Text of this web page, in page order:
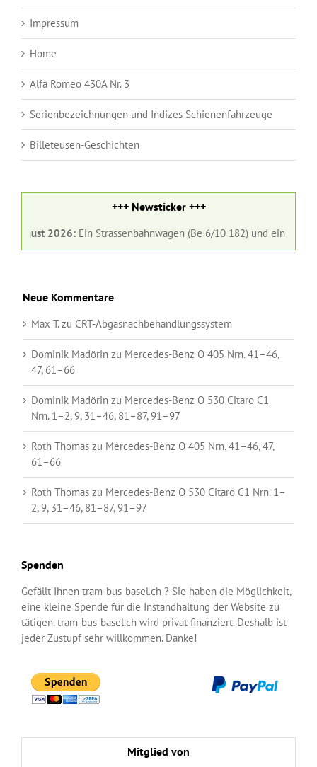
Impressum
Home
Alfa Romeo 430A Nr. 3
Serienbezeichnungen und Indizes Schienenfahrzeuge
Billeteusen-Geschichten
+++ Newsticker +++
2026:Ein Strassenbahnwagen (Be 6/10 182) und ein Gelenkbus
Neue Kommentare
Max T.zu CRT-Abgasnachbehandlungssystem
Dominik Madörin zu Mercedes-Benz O 405 Nrn. 41–46,
47, 61–66
Dominik Madörin zu Mercedes-Benz O 530 Citaro C1
Nrn. 1–2, 9, 31–46, 81–87, 91–97
Roth Thomas zu Mercedes-Benz O 405 Nrn. 41–46, 47,
61–66
Roth Thomas zu Mercedes-Benz O 530 Citaro C1 Nrn. 1–
2, 9, 31–46, 81–87, 91–97
Spenden
Gefällt Ihnen tram-bus-basel.ch ? Sie haben die Möglichkeit,
eine kleine Spende für die Instandhaltung der Website zu
tätigen. tram-bus-basel.ch wird privat finanziert. Deshalb ist
jeder Zustupf sehr willkommen. Danke!
Mitglied von